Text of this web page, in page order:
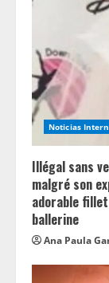
a
d
i
n
g
Noticias
Illégal sans
malgré son
adorable
ballerine
Ana Paula